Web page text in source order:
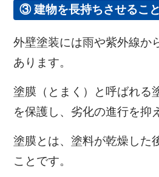
③ 建物を長持ちさせるこ
外壁塗装には雨や紫外線か
あります。
塗膜（とまく）と呼ばれる
を保護し、劣化の進行を抑
塗膜とは、塗料が乾燥した
ことです。